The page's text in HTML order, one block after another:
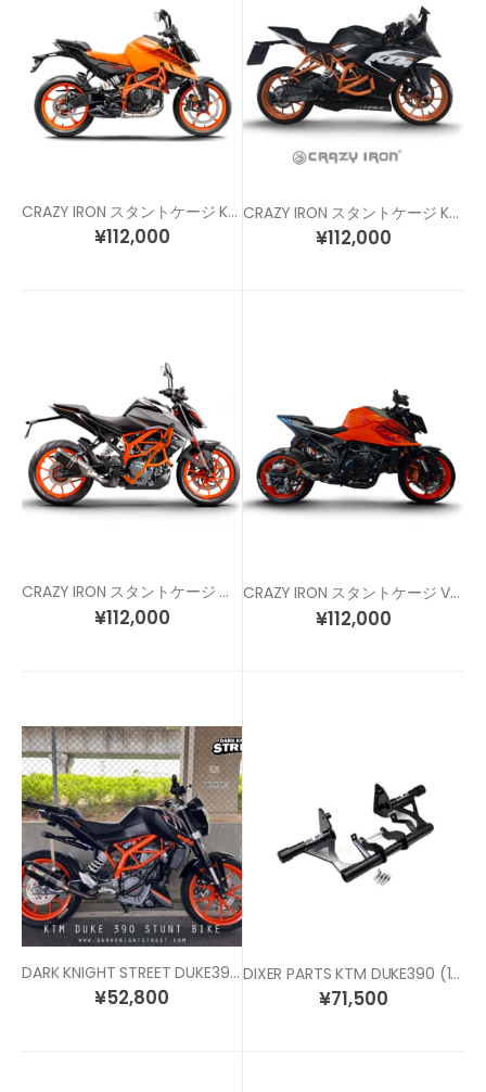
CRAZY IRON スタントケージ KTM DUKE390 (24-)
¥112,000
CRAZY IRON スタントケージ KTM RC125 / RC200 (14-16)
¥112,000
CRAZY IRON スタントケージ MODEL2 KTM DUKE 250/390 (21-)
¥112,000
CRAZY IRON スタントケージ Ver2 KTM DUKE 990
¥112,000
DARK KNIGHT STREET DUKE390 (14-16) スタントケージ
¥52,800
DIXER PARTS KTM DUKE390 (13-16) スタントケージ
¥71,500